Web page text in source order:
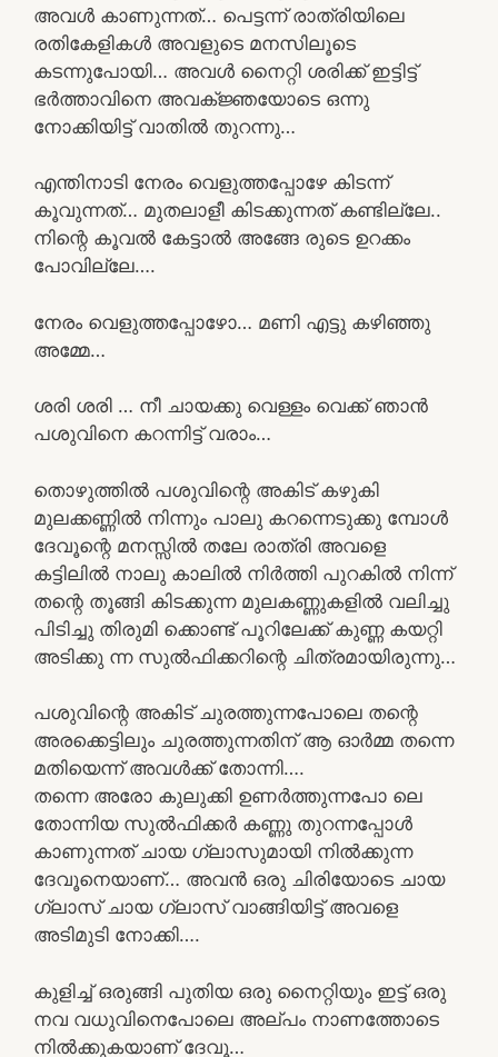
അവൾ കാണുന്നത്… പെട്ടന്ന് രാത്രിയിലെ
രതികേളികൾ അവളുടെ മനസിലൂടെ
കടന്നുപോയി… അവൾ നൈറ്റി ശരിക്ക് ഇട്ടിട്ട്
ഭർത്താവിനെ അവക്ജ്ഞയോടെ ഒന്നു
നോക്കിയിട്ട് വാതിൽ തുറന്നു…
എന്തിനാടി നേരം വെളുത്തപ്പോഴേ കിടന്ന്
കൂവുന്നത്… മുതലാളീ കിടക്കുന്നത് കണ്ടില്ലേ..
നിന്റെ കൂവൽ കേട്ടാൽ അങ്ങേ രുടെ ഉറക്കം
പോവില്ലേ….
നേരം വെളുത്തപ്പോഴോ… മണി എട്ടു കഴിഞ്ഞു
അമ്മേ…
ശരി ശരി … നീ ചായക്കു വെള്ളം വെക്ക്‌ ഞാൻ
പശുവിനെ കറന്നിട്ട് വരാം…
തൊഴുത്തിൽ പശുവിന്റെ അകിട് കഴുകി
മുലക്കണ്ണിൽ നിന്നും പാലു കറന്നെടുക്കു മ്പോൾ
ദേവൂന്റെ മനസ്സിൽ തലേ രാത്രി അവളെ
കട്ടിലിൽ നാലു കാലിൽ നിർത്തി പുറകിൽ നിന്ന്
തന്റെ തൂങ്ങി കിടക്കുന്ന മുലകണ്ണുകളിൽ വലിച്ചു
പിടിച്ചു തിരുമി ക്കൊണ്ട് പൂറിലേക്ക് കുണ്ണ കയറ്റി
അടിക്കു ന്ന സുൽഫിക്കറിന്റെ ചിത്രമായിരുന്നു…
പശുവിന്റെ അകിട് ചുരത്തുന്നപോലെ തന്റെ
അരക്കെട്ടിലും ചുരത്തുന്നതിന് ആ ഓർമ്മ തന്നെ
മതിയെന്ന് അവൾക്ക് തോന്നി….
തന്നെ അരോ കുലുക്കി ഉണർത്തുന്നപോ ലെ
തോന്നിയ സുൽഫിക്കർ കണ്ണു തുറന്നപ്പോൾ
കാണുന്നത് ചായ ഗ്ലാസുമായി നിൽക്കുന്ന
ദേവൂനെയാണ്… അവൻ ഒരു ചിരിയോടെ ചായ
ഗ്ലാസ് ചായ ഗ്ലാസ് വാങ്ങിയിട്ട് അവളെ
അടിമുടി നോക്കി….
കുളിച്ച് ഒരുങ്ങി പുതിയ ഒരു നൈറ്റിയും ഇട്ട് ഒരു
നവ വധുവിനെപോലെ അല്പം നാണത്തോടെ
നിൽക്കുകയാണ് ദേവൂ…